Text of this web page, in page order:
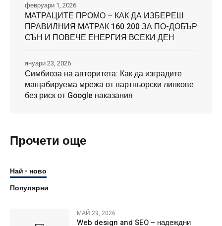
МАТРАЦИТЕ ПРОМО – КАК ДА ИЗБЕРЕШ
ПРАВИЛНИЯ МАТРАК 160 200 ЗА ПО-ДОБЪР
СЪН И ПОВЕЧЕ ЕНЕРГИЯ ВСЕКИ ДЕН
февруари 1, 2026
Симбиоза на авторитета: Как да изградите
мащабируема мрежа от партньорски линкове
без риск от Google наказания
януари 23, 2026
Прочети още
Най - ново
Популярни
МАЙ 29, 2026
Web design and SEO – надеждни